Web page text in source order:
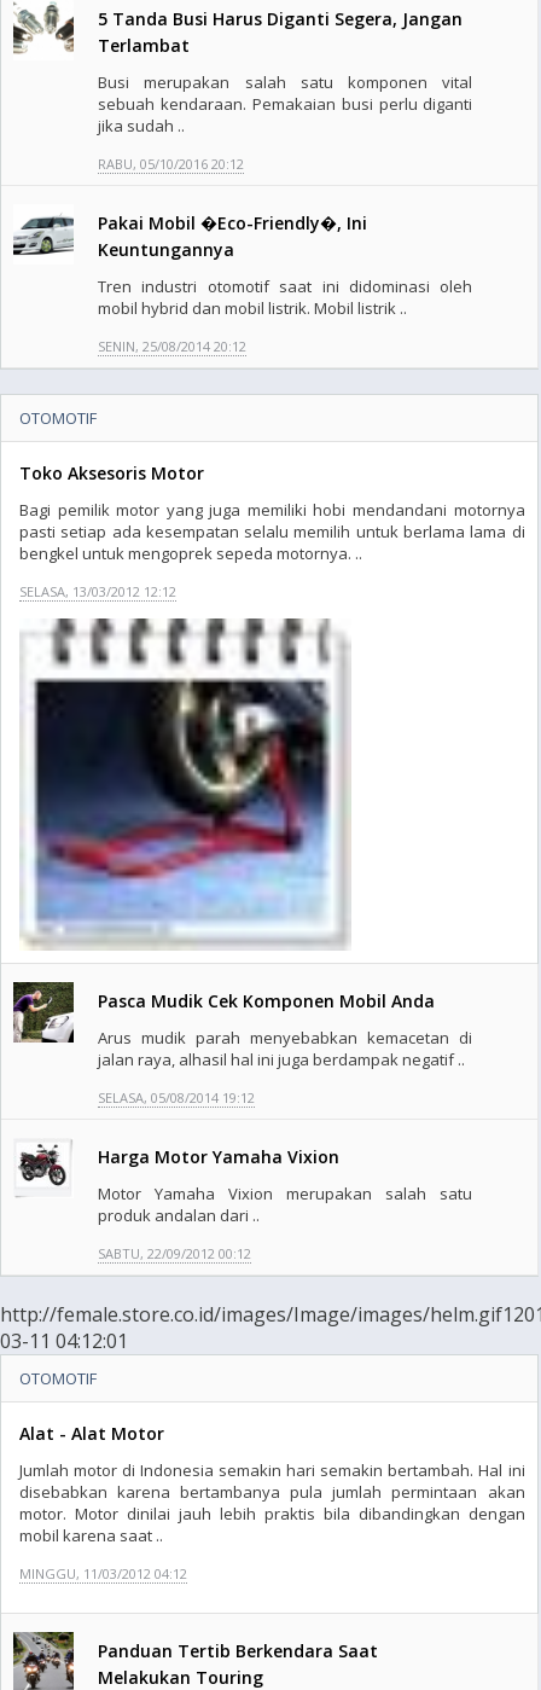
5 Tanda Busi Harus Diganti Segera, Jangan
Terlambat
Busi merupakan salah satu komponen vital
sebuah kendaraan. Pemakaian busi perlu diganti
jika sudah ..
RABU, 05/10/2016 20:12
Pakai Mobil �Eco-Friendly�, Ini
Keuntungannya
Tren industri otomotif saat ini didominasi oleh
mobil hybrid dan mobil listrik. Mobil listrik ..
SENIN, 25/08/2014 20:12
OTOMOTIF
Toko Aksesoris Motor
Bagi pemilik motor yang juga memiliki hobi mendandani motornya
pasti setiap ada kesempatan selalu memilih untuk berlama lama di
bengkel untuk mengoprek sepeda motornya. ..
SELASA, 13/03/2012 12:12
Pasca Mudik Cek Komponen Mobil Anda
Arus mudik parah menyebabkan kemacetan di
jalan raya, alhasil hal ini juga berdampak negatif ..
SELASA, 05/08/2014 19:12
Harga Motor Yamaha Vixion
Motor Yamaha Vixion merupakan salah satu
produk andalan dari ..
SABTU, 22/09/2012 00:12
http://female.store.co.id/images/Image/images/
03-11 04:12:01
OTOMOTIF
Alat - Alat Motor
Jumlah motor di Indonesia semakin hari semakin bertambah. Hal ini
disebabkan karena bertambanya pula jumlah permintaan akan
motor. Motor dinilai jauh lebih praktis bila dibandingkan dengan
mobil karena saat ..
MINGGU, 11/03/2012 04:12
Panduan Tertib Berkendara Saat
Melakukan Touring